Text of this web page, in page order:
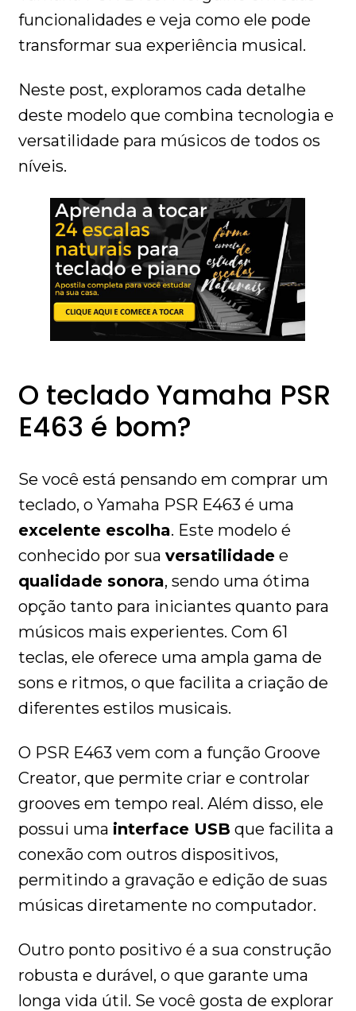
funcionalidades e veja como ele pode
transformar sua experiência musical.
Neste post, exploramos cada detalhe
deste modelo que combina tecnologia e
versatilidade para músicos de todos os
níveis.
O teclado Yamaha PSR
E463 é bom?
Se você está pensando em comprar um
teclado, o Yamaha PSR E463 é uma
excelente escolha. Este modelo é
conhecido por suaversatilidade e
qualidade sonora, sendo uma ótima
opção tanto para iniciantes quanto para
músicos mais experientes. Com 61
teclas, ele oferece uma ampla gama de
sons e ritmos, o que facilita a criação de
diferentes estilos musicais.
O PSR E463 vem com a função Groove
Creator, que permite criar e controlar
grooves em tempo real. Além disso, ele
possui uma interface USB que facilita a
conexão com outros dispositivos,
permitindo a gravação e edição de suas
músicas diretamente no computador.
Outro ponto positivo é a sua construção
robusta e durável, o que garante uma
longa vida útil. Se você gosta de explorar